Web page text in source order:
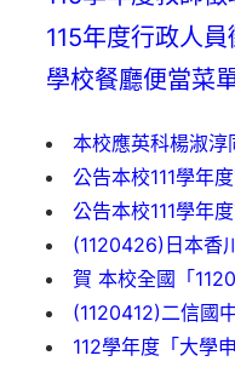
115年度行政人員
學校餐廳便當菜
本校應英科楊淑
公告本校111學年
公告本校111學年
(1120426)日本香
賀 本校全國「
(1120412)二信國
112學年度「大學